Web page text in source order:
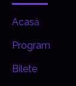
Acasă
Program
Bilete